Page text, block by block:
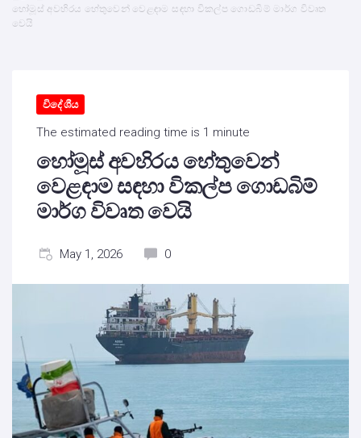
හෝමූස් අවහිරය හේතුවෙන් වෙළඳාම සඳහා විකල්ප ගොඩබිම් මාර්ග විවෘත
වෙයි
විදේශීය
The estimated reading time is 1 minute
හෝමූස් අවහිරය හේතුවෙන්
වෙළඳාම සඳහා විකල්ප ගොඩබිම්
මාර්ග විවෘත වෙයි
May 1, 2026 0